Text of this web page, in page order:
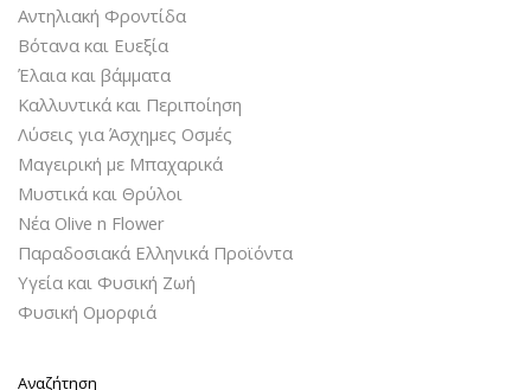
Αντηλιακή Φροντίδα
Βότανα και Ευεξία
Έλαια και βάμματα
Καλλυντικά και Περιποίηση
Λύσεις για Άσχημες Οσμές
Μαγειρική με Μπαχαρικά
Μυστικά και Θρύλοι
Νέα Olive n Flower
Παραδοσιακά Ελληνικά Προϊόντα
Υγεία και Φυσική Ζωή
Φυσική Ομορφιά
Αναζήτηση